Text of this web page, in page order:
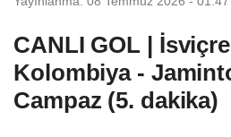
CANLI GOL |
Kolombiya -
Campaz (5. dakika)